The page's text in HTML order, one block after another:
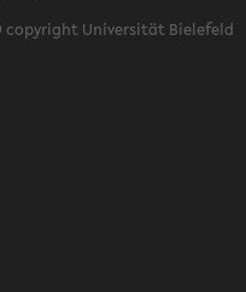
copyright Universität Bielefeld